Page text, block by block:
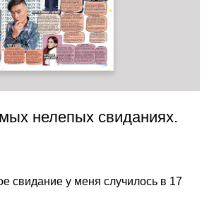
нелепых свиданиях.
свидание у меня случилось в 17